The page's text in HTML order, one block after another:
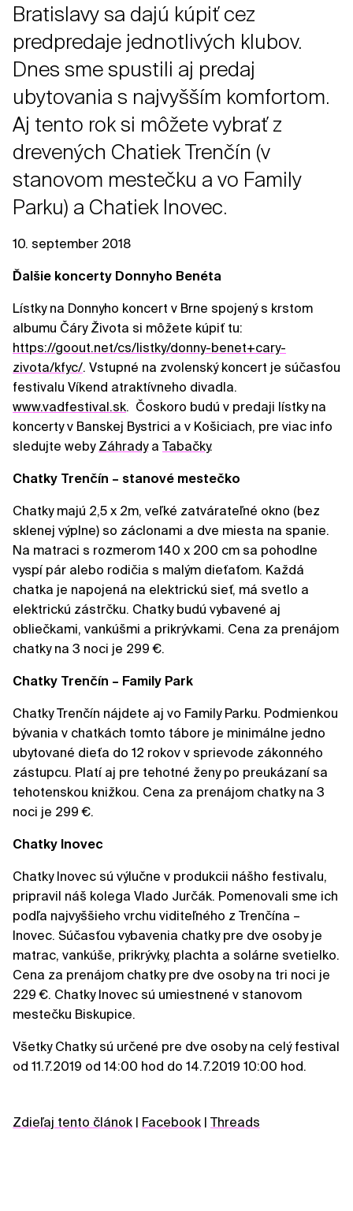
Bratislavy sa dajú kúpiť cez
predpredaje jednotlivých klubov.
Dnes sme spustili aj predaj
ubytovania s najvyšším komfortom.
Aj tento rok si môžete vybrať z
drevených Chatiek Trenčín (v
stanovom mestečku a vo Family
Parku) a Chatiek Inovec.
10. september 2018
Ďalšie koncerty Donnyho Benéta
Lístky na Donnyho koncert v Brne spojený s krstom
albumu Čáry Života si môžete kúpiť tu:
https://goout.net/cs/listky/donny-benet+cary-
zivota/kfyc/. Vstupné na zvolenský koncert je súčasťou
festivalu Víkend atraktívneho divadla.
www.vadfestival.sk. Čoskoro budú v predaji lístky na
koncerty v Banskej Bystrici a v Košiciach, pre viac info
sledujte weby Záhradya Tabačky.
Chatky Trenčín – stanové mestečko
Chatky majú 2,5 x 2m, veľké zatvárateľné okno (bez
sklenej výplne) so záclonami a dve miesta na spanie.
Na matraci s rozmerom 140 x 200 cm sa pohodlne
vyspí pár alebo rodičia s malým dieťaťom. Každá
chatka je napojená na elektrickú sieť, má svetlo a
elektrickú zástrčku. Chatky budú vybavené aj
obliečkami, vankúšmi a prikrývkami. Cena za prenájom
chatky na 3 noci je 299 €.
Chatky Trenčín – Family Park
Chatky Trenčín nájdete aj vo Family Parku. Podmienkou
bývania v chatkách tomto tábore je minimálne jedno
ubytované dieťa do 12 rokov v sprievode zákonného
zástupcu. Platí aj pre tehotné ženy po preukázaní sa
tehotenskou knižkou. Cena za prenájom chatky na 3
noci je 299 €.
Chatky Inovec
Chatky Inovec sú výlučne v produkcii nášho festivalu,
pripravil náš kolega Vlado Jurčák. Pomenovali sme ich
podľa najvyššieho vrchu viditeľného z Trenčína –
Inovec. Súčasťou vybavenia chatky pre dve osoby je
matrac, vankúše, prikrývky, plachta a solárne svetielko.
Cena za prenájom chatky pre dve osoby na tri noci je
229 €. Chatky Inovec sú umiestnené v stanovom
mestečku Biskupice.
Všetky Chatky sú určené pre dve osoby na celý festival
od 11.7.2019 od 14:00 hod do 14.7.2019 10:00 hod.
Zdieľaj tento článok Facebook Threads